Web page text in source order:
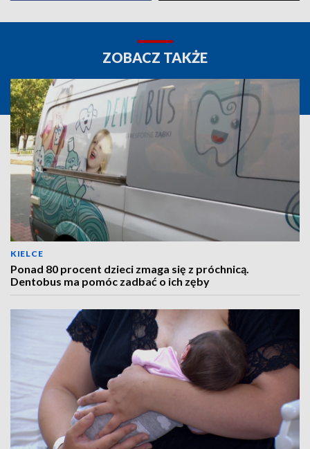
ZOBACZ TAKŻE
KIELCE
Ponad 80 procent dzieci zmaga się z próchnicą.
Dentobus ma pomóc zadbać o ich zęby